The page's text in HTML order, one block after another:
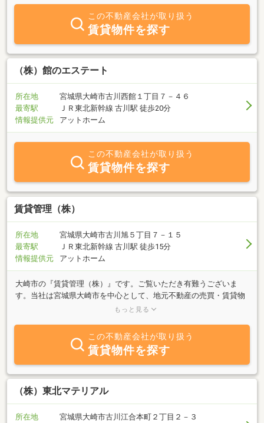
戸数29年連続No.1（131.7万戸）、仲介件数16年連続No.1（34.5万
件）の実績を誇り、豊富な物件情報をご用意。LINEでのお問い合わ
せやオンライン内見・重説、現地案内にも対応。9言語対応で外国
籍のお客様も安心です。マイホーム購入のご相談もお気軽にどう
ぞ。※出典：週刊全国賃貸住宅新聞（25年8月4日号管理戸数／26年1
月5日号仲介件数各ランキング実績）
この不動産会社が取り扱う
賃貸物件を探す
（株）館のエステート
所在地
宮城県大崎市古川西館１丁目７－４６
最寄駅
ＪＲ東北新幹線 古川駅 徒歩20分
情報提供元
アットホーム
この不動産会社が取り扱う
賃貸物件を探す
賃貸管理（株）
所在地
宮城県大崎市古川旭５丁目７－１５
最寄駅
ＪＲ東北新幹線 古川駅 徒歩15分
情報提供元
アットホーム
大崎市の『賃貸管理（株）』です。ご覧いただき有難うございま
す。当社は宮城県大崎市を中心として、地元不動産の売買・賃貸物
件のご紹介と管理を行う会社です。不動産に関することは何でもお
「ペットと一緒に住める物件を探したい」等お客様のご要望に合わ
せて物件情報をご提供させていただきます。地元に強い当社の担当
者が色々な角度からご提案させていただきます。また当社管理の物
件につきましては入居後のトラブル回避などのご相談も承ります。
些細なことでも結構です。是非お気軽にご相談ください。
もっと見る
この不動産会社が取り扱う
賃貸物件を探す
（株）東北マテリアル
所在地
宮城県大崎市古川江合本町２丁目２－３